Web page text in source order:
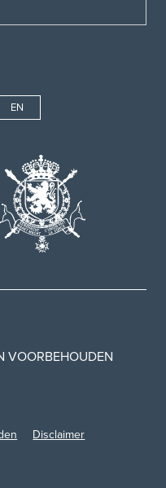
EN
VOORBEHOUDEN
Disclaimer